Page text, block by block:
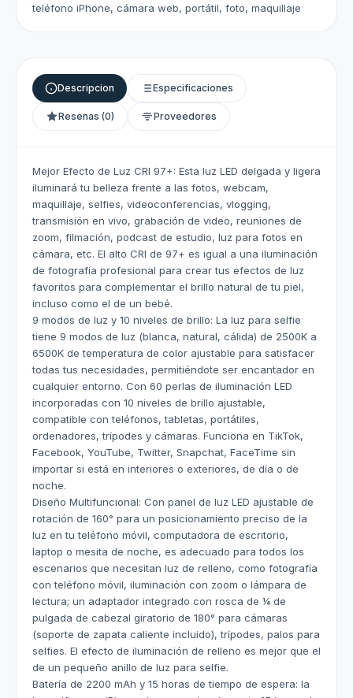
teléfono iPhone, cámara web, portátil, foto, maquillaje
Descripcion Especificaciones
Resenas (0) Proveedores
Mejor Efecto de Luz CRI 97+: Esta luz LED delgada y ligera
iluminará tu belleza frente a las fotos, webcam,
maquillaje, selfies, videoconferencias, vlogging,
transmisión en vivo, grabación de video, reuniones de
zoom, filmación, podcast de estudio, luz para fotos en
cámara, etc. El alto CRI de 97+ es igual a una iluminación
de fotografía profesional para crear tus efectos de luz
favoritos para complementar el brillo natural de tu piel,
incluso como el de un bebé.
9 modos de luz y 10 niveles de brillo: La luz para selfie
tiene 9 modos de luz (blanca, natural, cálida) de 2500K a
6500K de temperatura de color ajustable para satisfacer
todas tus necesidades, permitiéndote ser encantador en
cualquier entorno. Con 60 perlas de iluminación LED
incorporadas con 10 niveles de brillo ajustable,
compatible con teléfonos, tabletas, portátiles,
ordenadores, trípodes y cámaras. Funciona en TikTok,
Facebook, YouTube, Twitter, Snapchat, FaceTime sin
importar si está en interiores o exteriores, de día o de
noche.
Diseño Multifuncional: Con panel de luz LED ajustable de
rotación de 160° para un posicionamiento preciso de la
luz en tu teléfono móvil, computadora de escritorio,
laptop o mesita de noche, es adecuado para todos los
escenarios que necesitan luz de relleno, como fotografía
con teléfono móvil, iluminación con zoom o lámpara de
lectura; un adaptador integrado con rosca de ¼ de
pulgada de cabezal giratorio de 180° para cámaras
(soporte de zapata caliente incluido), trípodes, palos para
selfies. El efecto de iluminación de relleno es mejor que el
de un pequeño anillo de luz para selfie.
Batería de 2200 mAh y 15 horas de tiempo de espera: la